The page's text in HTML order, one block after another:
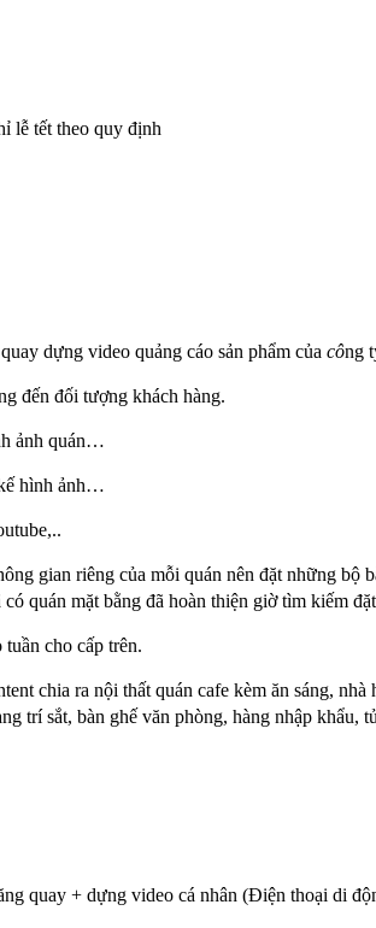
lễ tết theo quy định
dựng video quảng cáo sản phẩm của công
đến đối tượng khách hàng.
ảnh quán…
hình ảnh…
gian riêng của mỗi quán nên đặt những bộ
quán mặt bằng đã hoàn thiện giờ tìm kiếm
tuần cho cấp trên.
chia ra nội thất quán cafe kèm ăn sáng,
trí sắt, bàn ghế văn phòng, hàng nhập
quay + dựng video cá nhân (Điện thoại di